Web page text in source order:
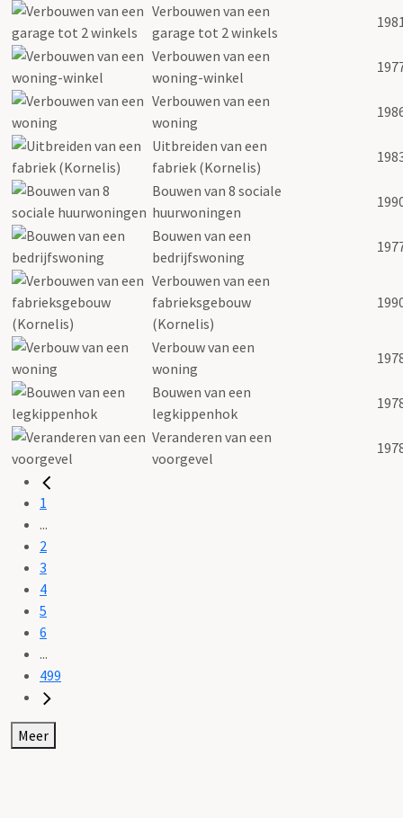
Verbouwen van een
garage tot 2 winkels
Verbouwen van een
woning-winkel
Verbouwen van een
woning
Uitbreiden van een
fabriek (Kornelis)
Bouwen van 8 sociale
huurwoningen
Bouwen van een
bedrijfswoning
Verbouwen van een
fabrieksgebouw
(Kornelis)
Verbouw van een
woning
Bouwen van een
legkippenhok
Veranderen van een
voorgevel
1
...
2
3
4
5
6
...
499
Meer